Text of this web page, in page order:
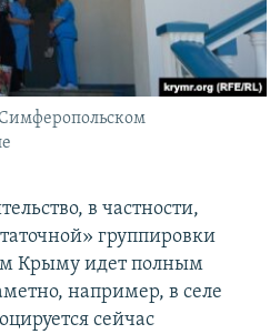
Симферопольском
в частности,
группировки
Крыму идет полным
например, в селе
сейчас